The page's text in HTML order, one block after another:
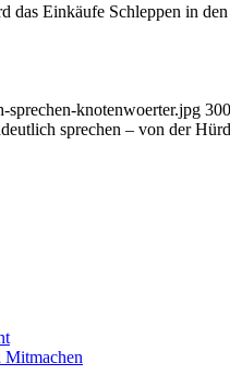
Einkäufe Schleppen in
sprechen-knotenwoerter.jpg 300
sprechen – von der
Mitmachen